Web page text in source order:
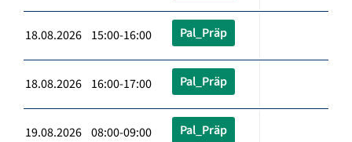
18.08.2026 15:00-16:00 Pal_Präp
18.08.2026 16:00-17:00 Pal_Präp
19.08.2026 08:00-09:00 Pal_Präp